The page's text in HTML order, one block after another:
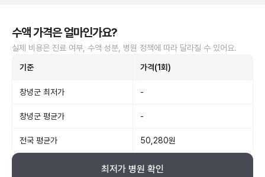
수액 가격은 얼마인가요?
실제 비용은 진료 여부, 수액 성분, 병원 정책에 따라 달라질 수 있어요.
기준 가격(1회)
창녕군 최저가 -
창녕군 평균가 -
전국 평균가 50,280원
최저가 병원 확인